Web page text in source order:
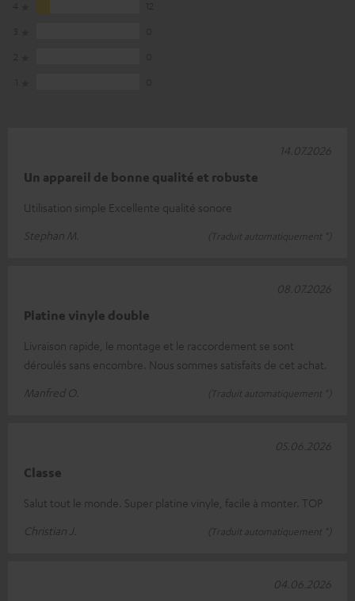
Un appareil de bonne qualité et robuste
Utilisation simple Excellente qualité sonore
Stephan M.
(Traduit automatiquement *)
14.07.2026
Platine vinyle double
Livraison rapide, le montage et le raccordement se sont
déroulés sans encombre. Nous sommes satisfaits de cet achat.
Manfred O.
(Traduit automatiquement *)
08.07.2026
Classe
Salut tout le monde. Super platine vinyle, facile à monter. TOP
Christian J.
(Traduit automatiquement *)
05.06.2026
04.06.2026